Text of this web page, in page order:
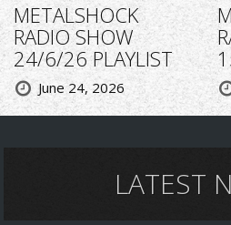
METALSHOCK
RADIO SHOW
24/6/26 PLAYLIST
June 24, 2026
LATEST